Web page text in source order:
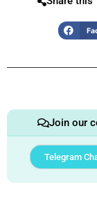
Join our
Telegram